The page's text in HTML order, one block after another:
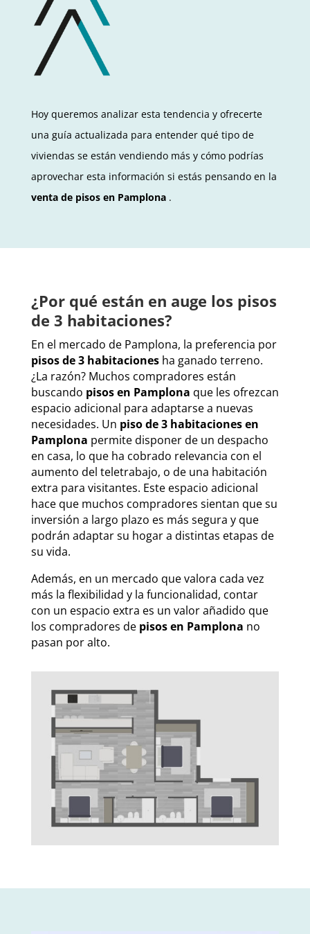
Hoy queremos analizar esta tendencia y ofrecerte
una guía actualizada para entender qué tipo de
viviendas se están vendiendo más y cómo podrías
aprovechar esta información si estás pensando en la
venta de pisos en Pamplona.
¿Por qué están en auge los pisos
de 3 habitaciones?
En el mercado de Pamplona, ​​la preferencia por
pisos de 3 habitacionesha ganado terreno.
¿La razón? Muchos compradores están
buscando pisos en Pamplona que les ofrezcan
espacio adicional para adaptarse a nuevas
necesidades. Un piso de 3 habitaciones en
Pamplona permite disponer de un despacho
en casa, lo que ha cobrado relevancia con el
aumento del teletrabajo, o de una habitación
extra para visitantes. Este espacio adicional
hace que muchos compradores sientan que su
inversión a largo plazo es más segura y que
podrán adaptar su hogar a distintas etapas de
su vida.
Además, en un mercado que valora cada vez
más la flexibilidad y la funcionalidad, contar
con un espacio extra es un valor añadido que
los compradores de pisos en Pamplona no
pasan por alto.